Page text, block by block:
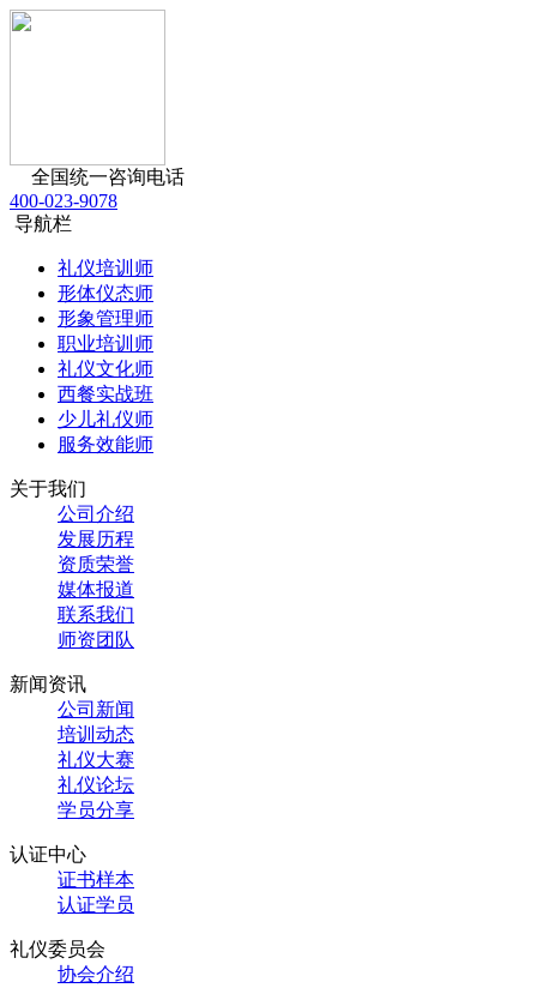
全国统一咨询电话
400-023-9078
导航栏
礼仪培训师
形体仪态师
形象管理师
职业培训师
礼仪文化师
西餐实战班
少儿礼仪师
服务效能师
关于我们
公司介绍
发展历程
资质荣誉
媒体报道
联系我们
师资团队
新闻资讯
公司新闻
培训动态
礼仪大赛
礼仪论坛
学员分享
认证中心
证书样本
认证学员
礼仪委员会
协会介绍